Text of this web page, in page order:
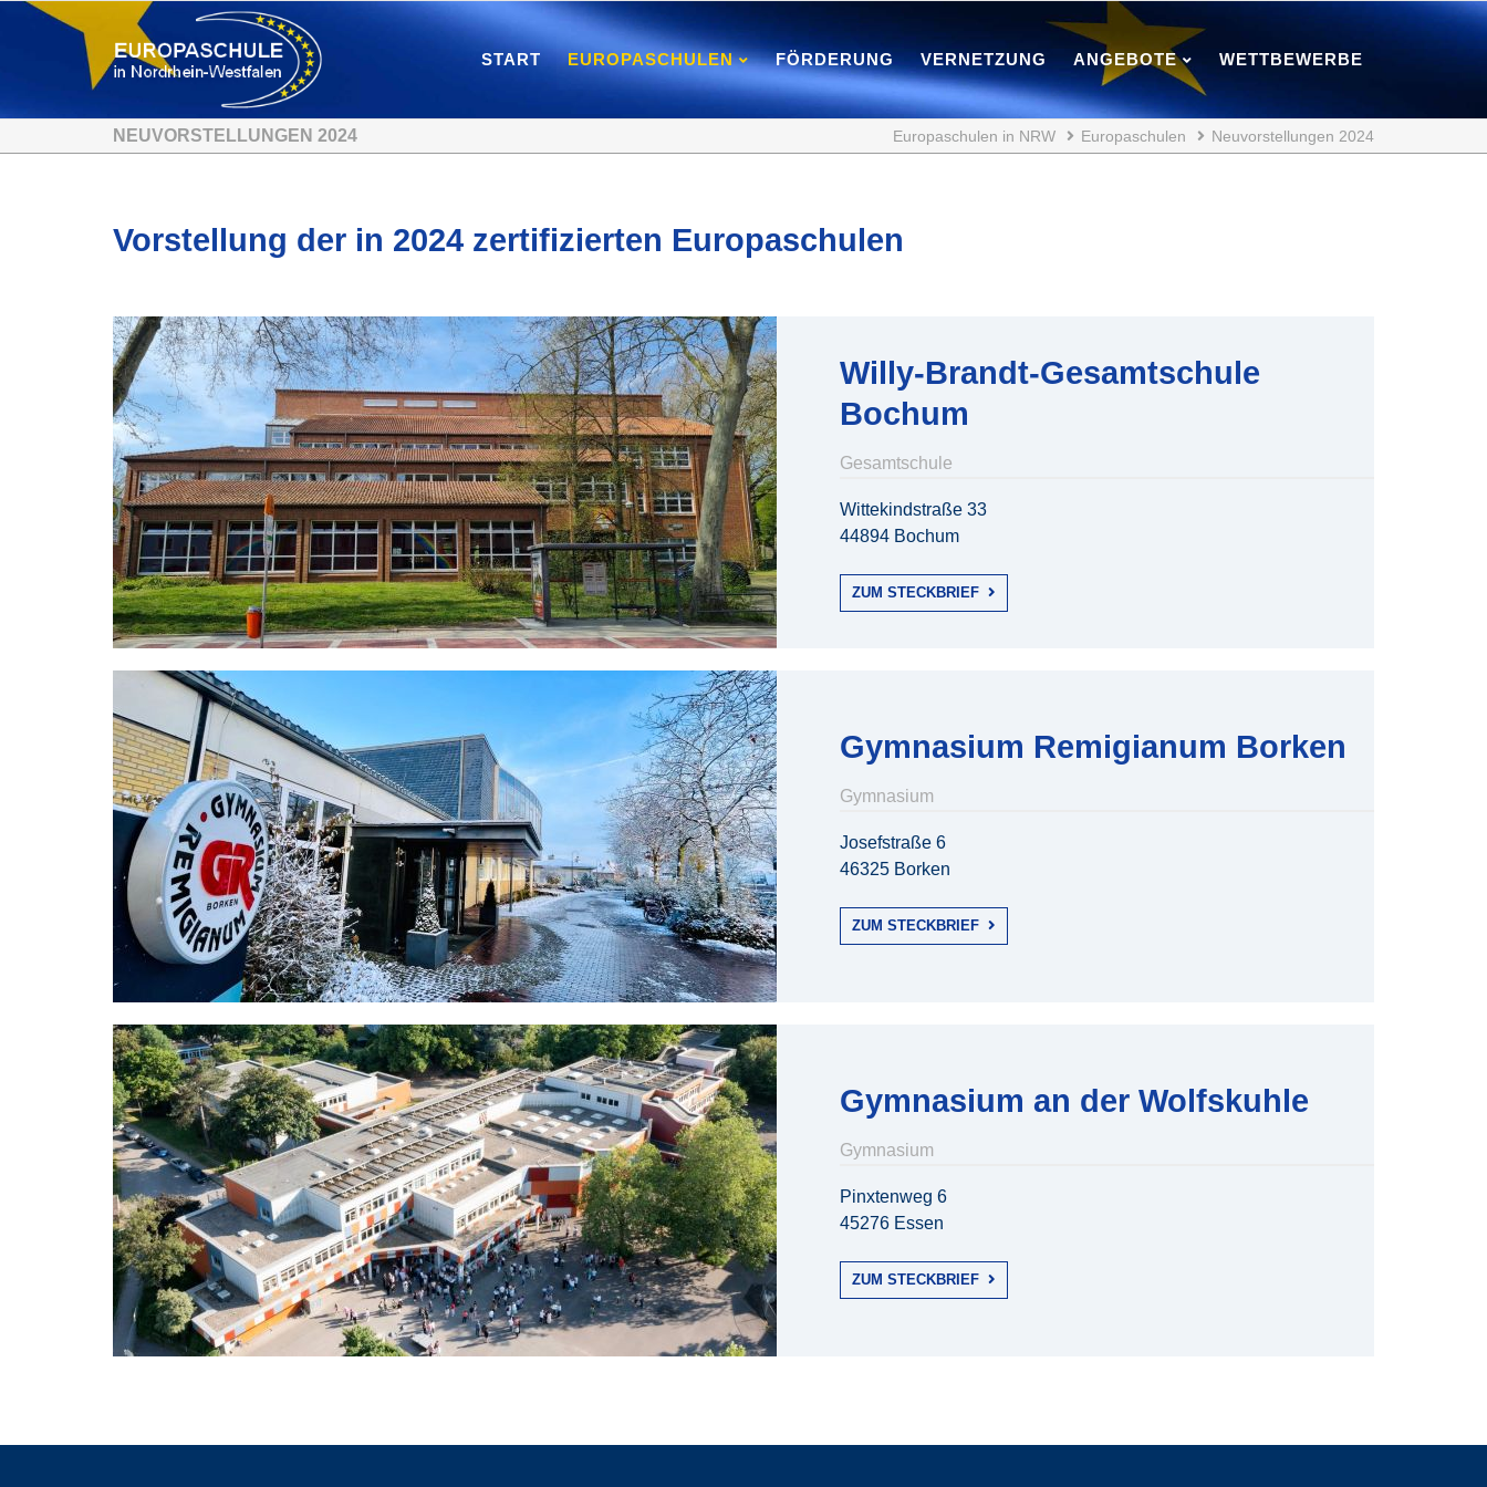
START EUROPASCHULEN FÖRDERUNG VERNETZUNG ANGEBOTE WETTBEWERBE
NEUVORSTELLUNGEN 2024 Europaschulen in NRW Europaschulen Neuvorstellungen 2024
Vorstellung der in 2024 zertifizierten Europaschulen
Willy-Brandt-Gesamtschule
Bochum
Gesamtschule
Wittekindstraße 33
44894 Bochum
ZUM STECKBRIEF
Gymnasium Remigianum Borken
Gymnasium
Josefstraße 6
46325 Borken
ZUM STECKBRIEF
Gymnasium an der Wolfskuhle
Gymnasium
Pinxtenweg 6
45276 Essen
ZUM STECKBRIEF